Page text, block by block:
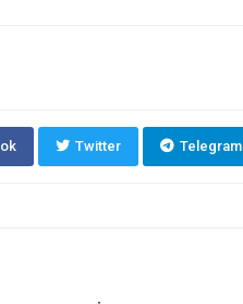
Twitter Telegram